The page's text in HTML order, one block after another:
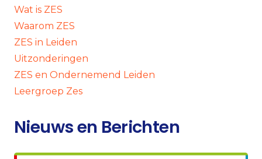
Wat is ZES
Waarom ZES
ZES in Leiden
Uitzonderingen
ZES en Ondernemend Leiden
Leergroep Zes
Nieuws en Berichten